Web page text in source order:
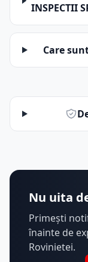
INSPECTII
Care
Nu uita
Primești
înainte de
Rovinietei.